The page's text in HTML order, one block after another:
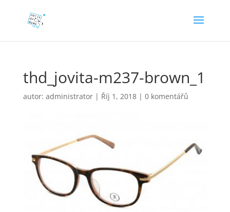
thd_jovita-m237-brown_1
autor: administrator| Říj 1, 2018| 0 komentářů